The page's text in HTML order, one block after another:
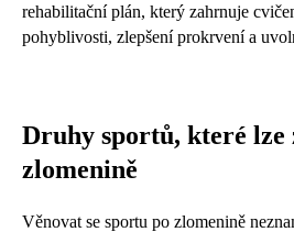
rehabilitační plán, který zahrnuje
pohyblivosti, zlepšení prokrvení a
Druhy sportů, které lze
zlomenině
Věnovat se sportu po zlomenině